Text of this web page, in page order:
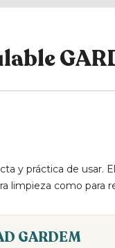
y práctica de usar.
limpieza como para
GARDEM